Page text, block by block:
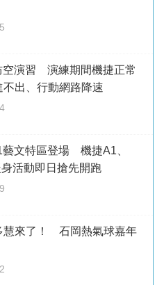
空演習 演練期間機捷正常
出、行動網路降速
藝文特區登場 機捷A1、
活動即日搶先開跑
慧來了！ 石岡熱氣球嘉年